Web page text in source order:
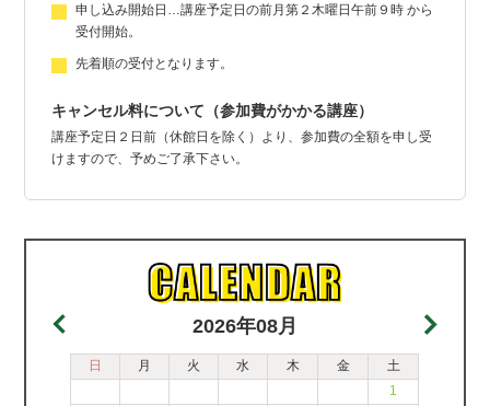
申し込み開始日…講座予定日の前月第２木曜日午前９時 から
受付開始。
先着順の受付となります。
キャンセル料について（参加費がかかる講座）
講座予定日２日前（休館日を除く）より、参加費の全額を申し受
けますので、予めご了承下さい。
2026年08月
日 月 火 水 木 金
土
1